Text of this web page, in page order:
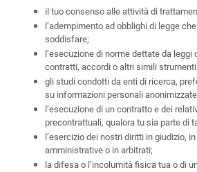
il tuo consenso alle attività di
l’adempimento ad obblighi di legge
soddisfare;
l’esecuzione di norme dettate da leggi
contratti, accordi o altri simili
gli studi condotti da enti di ricerca,
su informazioni personali
l’esecuzione di un contratto e dei
precontrattuali, qualora tu sia parte di
l’esercizio dei nostri diritti in giudizio,
amministrative o in arbitrati;
la difesa o l’incolumità fisica tua o di